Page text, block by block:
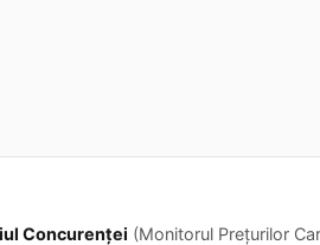
Concurenței (Monitorul Prețurilor